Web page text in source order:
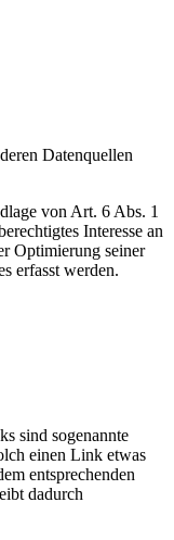
Datenquellen
von Art. 6 Abs. 1
Interesse an
Optimierung seiner
erfasst werden.
sind sogenannte
einen Link etwas
entsprechenden
dadurch